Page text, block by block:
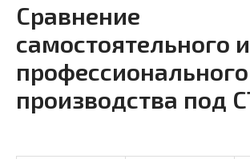
Сравнение
самостоятельного и
профессионального
производства под